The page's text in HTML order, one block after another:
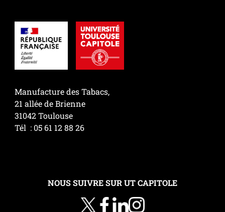
Manufacture des Tabacs,
21 allée de Brienne
31042 Toulouse
Tél : 05 61 12 88 26
NOUS SUIVRE SUR UT CAPITOLE